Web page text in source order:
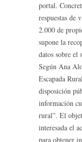
portal.
respuestas de
2.000 de
supone la
datos sobre el
Según Ana
Escapada
disposición
información
rural”. El
interesada el
para obtener